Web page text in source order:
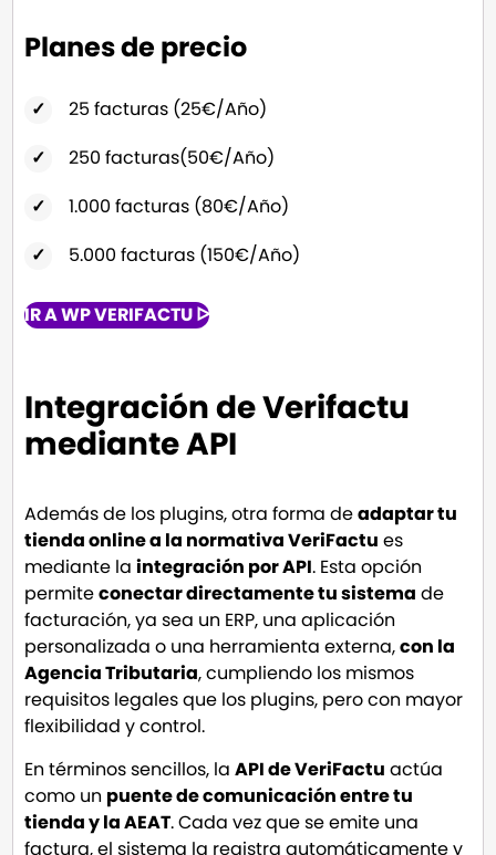
Planes de precio
25 facturas (25€/Año)
250 facturas(50€/Año)
1.000 facturas (80€/Año)
5.000 facturas (150€/Año)
IR A WP VERIFACTU ᐅ
Integración de Verifactu
mediante API
Además de los plugins, otra forma deadaptar tu
tienda online a la normativa VeriFactu es
mediante laintegración por API. Esta opción
permiteconectar directamente tu sistema de
facturación, ya sea un ERP, una aplicación
personalizada o una herramienta externa,con la
Agencia Tributaria, cumpliendo los mismos
requisitos legales que los plugins, pero con mayor
flexibilidad y control.
En términos sencillos, laAPI de VeriFactu actúa
como un puente de comunicación entre tu
tienda y la AEAT. Cada vez que se emite una
factura, el sistema la registra automáticamente y